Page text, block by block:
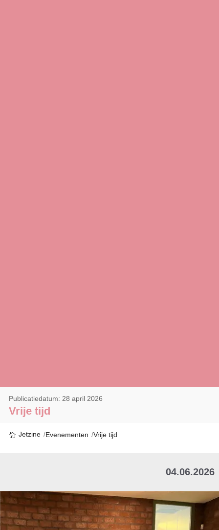
Vrije tijd
Publicatiedatum: 28 april 2026
Jetzine Evenementen Vrije tijd
04.06.2026